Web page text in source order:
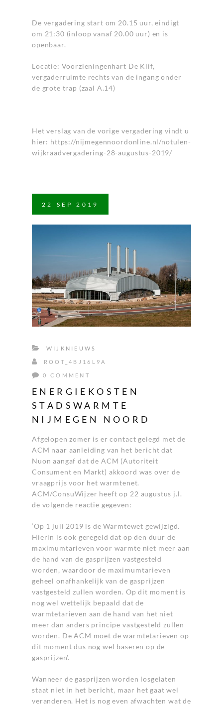
De vergadering start om 20.15 uur, eindigt
om 21:30 (inloop vanaf 20.00 uur) en is
openbaar.
Locatie: Voorzieningenhart De Klif,
vergaderruimte rechts van de ingang onder
de grote trap (zaal A.14)
Het verslag van de vorige vergadering vindt u
hier: https://nijmegennoordonline.nl/notulen-
wijkraadvergadering-28-augustus-2019/
22 SEP 2019
WIJKNIEUWS
ROOT_4BJ16L9A
0 COMMENT
ENERGIEKOSTEN
STADSWARMTE
NIJMEGEN NOORD
Afgelopen zomer is er contact gelegd met de
ACM naar aanleiding van het bericht dat
Nuon aangaf dat de ACM (Autoriteit
Consument en Markt) akkoord was over de
vraagprijs voor het warmtenet.
ACM/ConsuWijzer heeft op 22 augustus j.l.
de volgende reactie gegeven:
‘Op 1 juli 2019 is de Warmtewet gewijzigd.
Hierin is ook geregeld dat op den duur de
maximumtarieven voor warmte niet meer aan
de hand van de gasprijzen vastgesteld
worden, waardoor de maximumtarieven
geheel onafhankelijk van de gasprijzen
vastgesteld zullen worden. Op dit moment is
nog wel wettelijk bepaald dat de
warmtetarieven aan de hand van het niet
meer dan anders principe vastgesteld zullen
worden. De ACM moet de warmtetarieven op
dit moment dus nog wel baseren op de
gasprijzen’.
Wanneer de gasprijzen worden losgelaten
staat niet in het bericht, maar het gaat wel
veranderen. Het is nog even afwachten wat de